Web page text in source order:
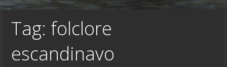
Tag: folclore
escandinavo